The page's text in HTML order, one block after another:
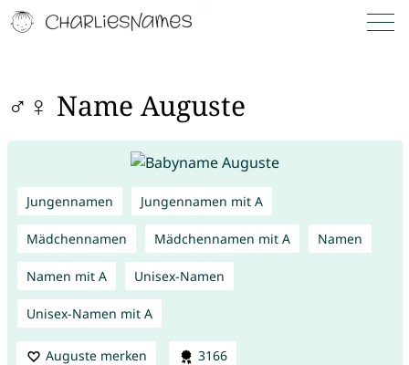
♂♀ Name Auguste
Jungennamen Jungennamen mit A
Mädchennamen Mädchennamen mit A Namen
Namen mit A Unisex-Namen
Unisex-Namen mit A
Auguste merken 3166